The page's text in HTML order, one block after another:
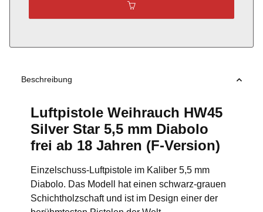
Beschreibung
Luftpistole Weihrauch HW45
Silver Star 5,5 mm Diabolo
frei ab 18 Jahren (F-Version)
Einzelschuss-Luftpistole im Kaliber 5,5 mm
Diabolo. Das Modell hat einen schwarz-grauen
Schichtholzschaft und ist im Design einer der